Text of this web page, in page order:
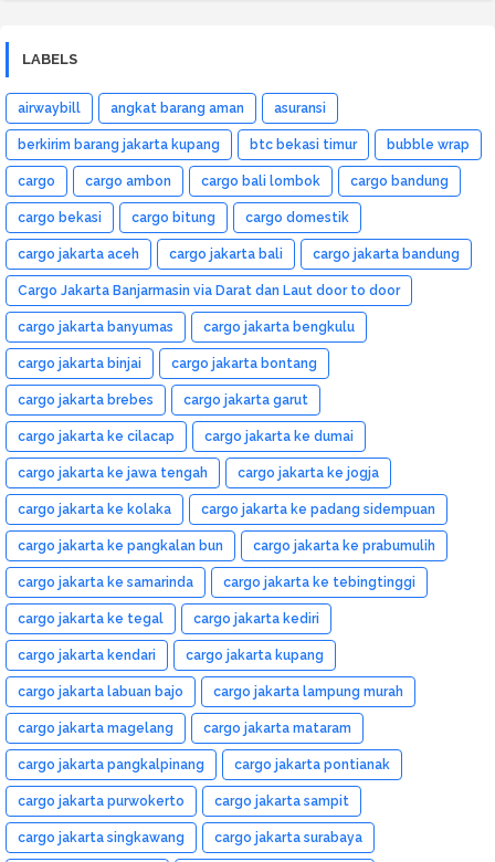
LABELS
airwaybill angkat barang aman asuransi
berkirim barang jakarta kupang btc bekasi timur bubble wrap
cargo cargo ambon cargo bali lombok cargo bandung
cargo bekasi cargo bitung cargo domestik
cargo jakarta aceh cargo jakarta bali cargo jakarta bandung
Cargo Jakarta Banjarmasin via Darat dan Laut door to door
cargo jakarta banyumas cargo jakarta bengkulu
cargo jakarta binjai cargo jakarta bontang
cargo jakarta brebes cargo jakarta garut
cargo jakarta ke cilacap cargo jakarta ke dumai
cargo jakarta ke jawa tengah cargo jakarta ke jogja
cargo jakarta ke kolaka cargo jakarta ke padang sidempuan
cargo jakarta ke pangkalan bun cargo jakarta ke prabumulih
cargo jakarta ke samarinda cargo jakarta ke tebingtinggi
cargo jakarta ke tegal cargo jakarta kediri
cargo jakarta kendari cargo jakarta kupang
cargo jakarta labuan bajo cargo jakarta lampung murah
cargo jakarta magelang cargo jakarta mataram
cargo jakarta pangkalpinang cargo jakarta pontianak
cargo jakarta purwokerto cargo jakarta sampit
cargo jakarta singkawang cargo jakarta surabaya